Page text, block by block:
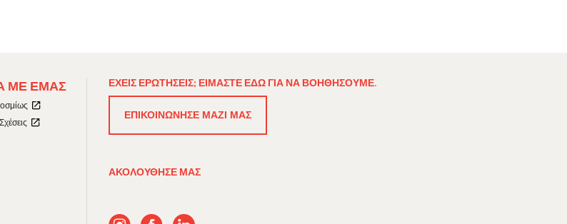
ΜΕ ΕΜΆΣ ΕΧΕΙΣ ΕΡΩΤΉΣΕΙΣ; ΕΊΜΑΣΤΕ ΕΔΏ ΓΙΑ ΝΑ ΒΟΗΘΉΣΟΥΜΕ.
ΕΠΙΚΟΙΝΏΝΗΣΕ ΜΑΖΊ ΜΑΣ
ΑΚΟΛΟΥΘΗΣΕ ΜΑΣ